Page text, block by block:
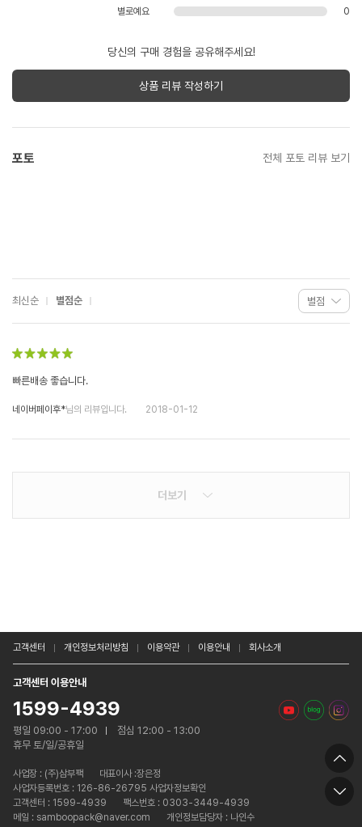
별로예요
0
당신의 구매 경험을 공유해주세요!
상품 리뷰 작성하기
포토 전체 포토 리뷰 보기
최신순 별점순
빠른배송 좋습니다.
네이버페이후*님의 리뷰입니다. 2018-01-12
더보기
고객센터 개인정보처리방침 이용약관 이용안내 회사소개
고객센터 이용안내
1599-4939
평일 09:00 - 17:00
점심 12:00 - 13:00
휴무 토/일/공휴일
사업장 : (주)삼부팩
대표이사 :장은정
사업자등록번호 : 126-86-26795 사업자정보확인
고객센터 : 1599-4939
팩스번호 : 0303-3449-4939
메일 : samboopack@naver.com
개인정보담당자 : 나인수